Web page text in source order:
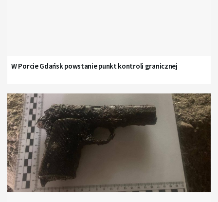
W Porcie Gdańsk powstanie punkt kontroli granicznej